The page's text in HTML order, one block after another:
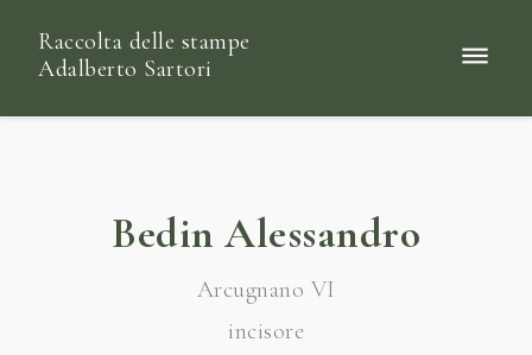
Raccolta delle stampe
Adalberto Sartori
Bedin Alessandro
Arcugnano VI
incisore